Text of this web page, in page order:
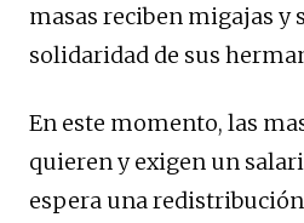
masas reciben migajas y
solidaridad de sus
En este momento, las
quieren y exigen un
espera una